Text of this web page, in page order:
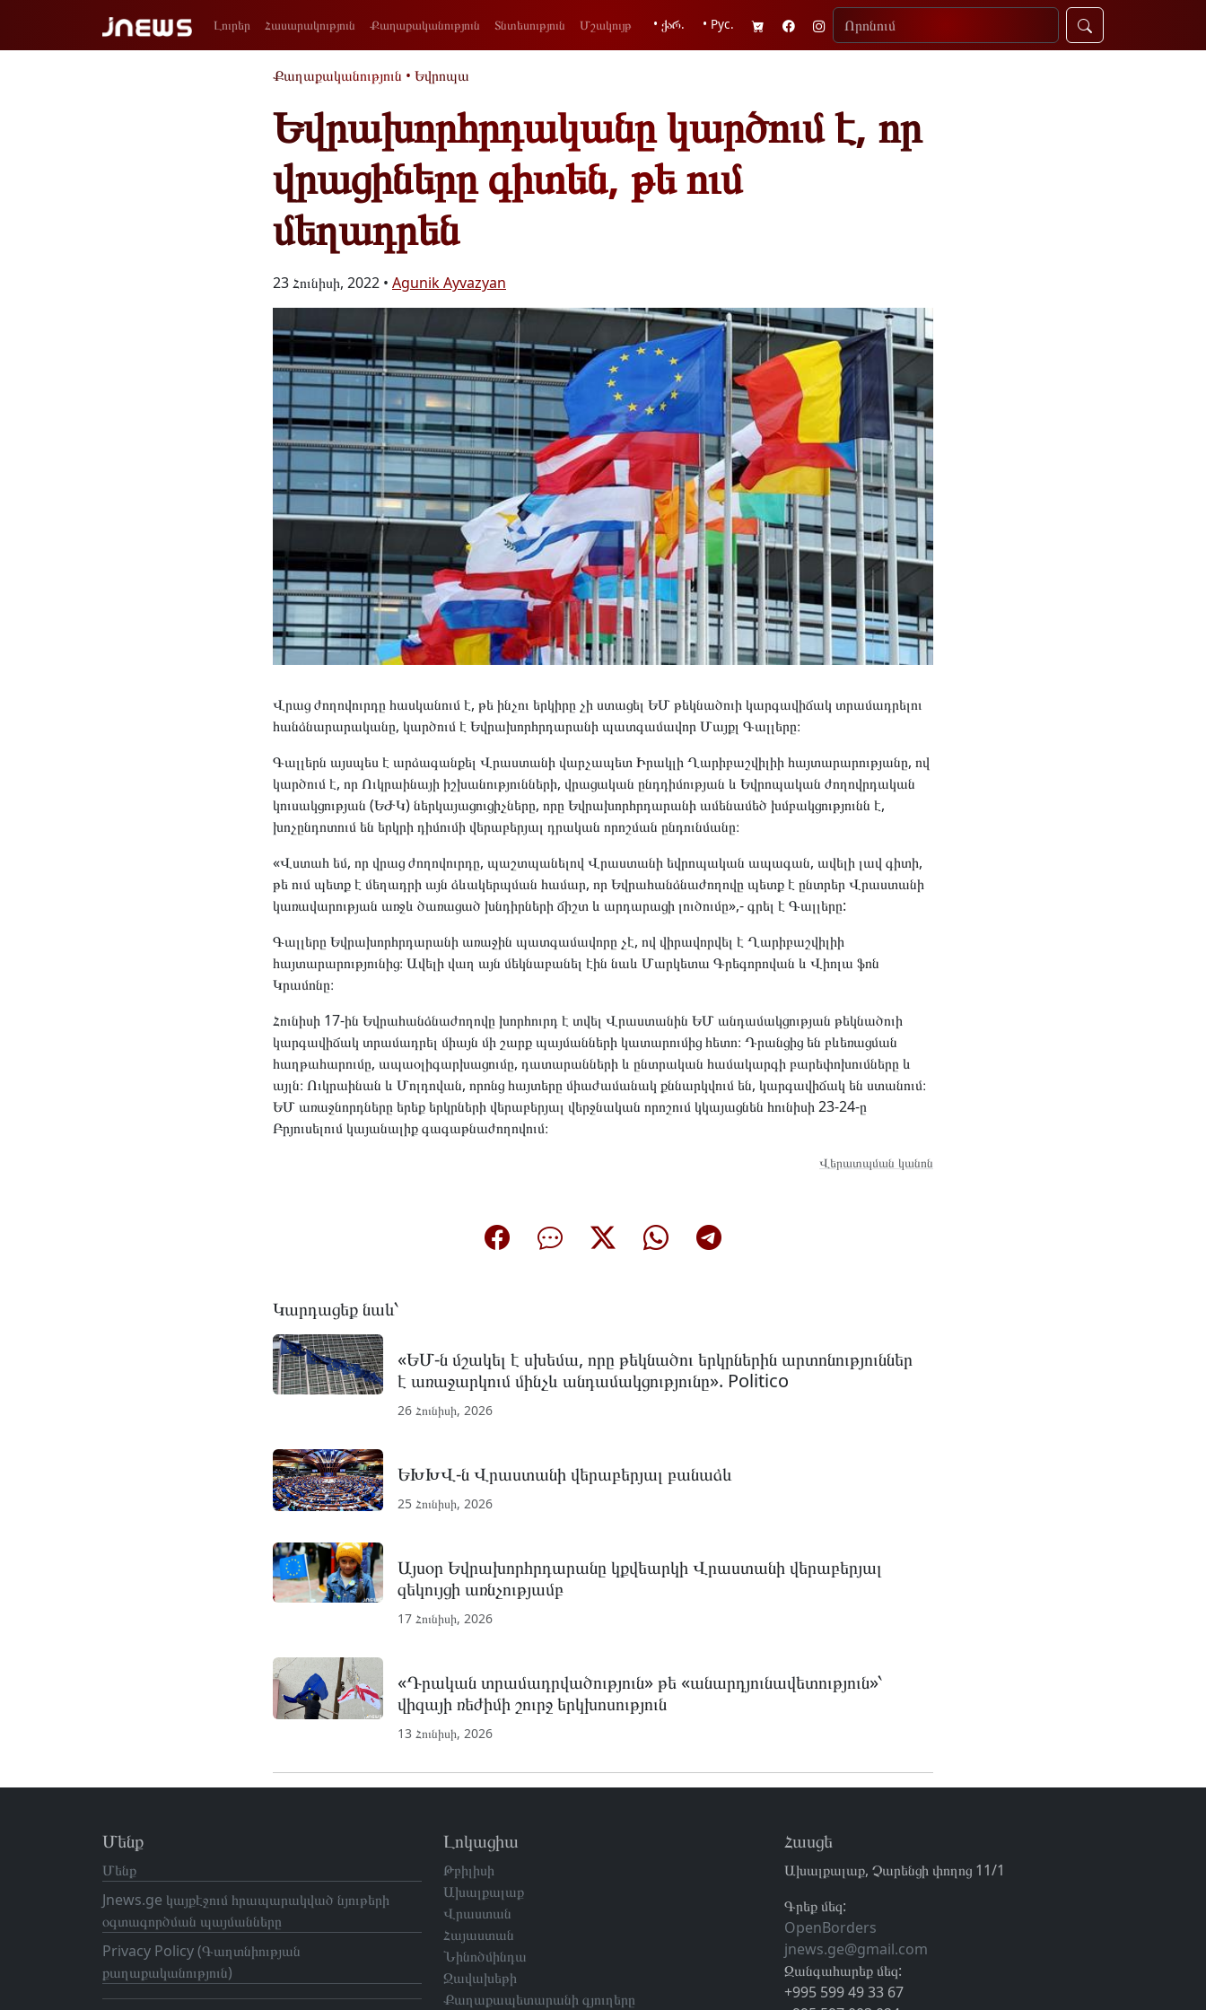
Լուրեր Հասարակություն Քաղաքականություն Տնտեսություն Մշակույթ • ქარ. • Рус.
Քաղաքականություն • Եվրոպա
Եվրախորհրդականը կարծում է, որ
վրացիները գիտեն, թե ում
մեղադրեն
23 Հունիսի, 2022 • Agunik Ayvazyan
Վրաց ժողովուրդը հասկանում է, թե ինչու երկիրը չի ստացել ԵՄ թեկնածուի կարգավիճակ տրամադրելու
հանձնարարականը, կարծում է Եվրախորհրդարանի պատգամավոր Մայքլ Գալլերը։
Գալլերն այսպես է արձագանքել Վրաստանի վարչապետ Իրակլի Ղարիբաշվիլիի հայտարարությանը, ով
կարծում է, որ Ուկրաինայի իշխանությունների, վրացական ընդդիմության և Եվրոպական ժողովրդական
կուսակցության (ԵԺԿ) ներկայացուցիչները, որը Եվրախորհրդարանի ամենամեծ խմբակցությունն է,
խոչընդոտում են երկրի դիմումի վերաբերյալ դրական որոշման ընդունմանը։
«Վստահ եմ, որ վրաց ժողովուրդը, պաշտպանելով Վրաստանի եվրոպական ապագան, ավելի լավ գիտի,
թե ում պետք է մեղադրի այն ձևակերպման համար, որ Եվրահանձնաժողովը պետք է ընտրեր Վրաստանի
կառավարության առջև ծառացած խնդիրների ճիշտ և արդարացի լուծումը»,- գրել է Գալլերը:
Գալլերը Եվրախորհրդարանի առաջին պատգամավորը չէ, ով վիրավորվել է Ղարիբաշվիլիի
հայտարարությունից։ Ավելի վաղ այն մեկնաբանել էին նաև Մարկետա Գրեգորովան և Վիոլա ֆոն
Կրամոնը։
Հունիսի 17-ին Եվրահանձնաժողովը խորհուրդ է տվել Վրաստանին ԵՄ անդամակցության թեկնածուի
կարգավիճակ տրամադրել միայն մի շարք պայմանների կատարումից հետո։ Դրանցից են բևեռացման
հաղթահարումը, ապաօլիգարխացումը, դատարանների և ընտրական համակարգի բարեփոխումները և
այլն։ Ուկրաինան և Մոլդովան, որոնց հայտերը միաժամանակ քննարկվում են, կարգավիճակ են ստանում։
ԵՄ առաջնորդները երեք երկրների վերաբերյալ վերջնական որոշում կկայացնեն հունիսի 23-24-ը
Բրյուսելում կայանալիք գագաթնաժողովում։
Վերատպման կանոն
Կարդացեք նաև՝
«ԵՄ-ն մշակել է սխեմա, որը թեկնածու երկրներին արտոնություններ
է առաջարկում մինչև անդամակցությունը». Politico
26 Հունիսի, 2026
ԵԽԽՎ-ն Վրաստանի վերաբերյալ բանաձև
25 Հունիսի, 2026
Այսօր Եվրախորհրդարանը կքվեարկի Վրաստանի վերաբերյալ
զեկույցի առնչությամբ
17 Հունիսի, 2026
«Դրական տրամադրվածություն» թե «անարդյունավետություն»՝
վիզայի ռեժիմի շուրջ երկխոսություն
13 Հունիսի, 2026
Մենք
Մենք
Jnews.ge կայքէջում հրապարակված նյութերի
օգտագործման պայմանները
Privacy Policy (Գաղտնիության
քաղաքականություն)
Լոկացիա
Թբիլիսի
Ախալքալաք
Վրաստան
Հայաստան
Նինոծմինդա
Ջավախեթի
Քաղաքապետարանի գյուղերը
Հասցե
Ախալքալաք, Չարենցի փողոց 11/1
Գրեք մեզ:
OpenBorders
jnews.ge@gmail.com
Զանգահարեք մեզ:
+995 599 49 33 67